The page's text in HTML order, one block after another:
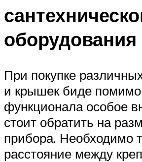
оборудования
При покупке
и крышек биде помимо
функционала особое
стоит обратить на
прибора. Необходимо
расстояние между